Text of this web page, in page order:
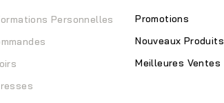
Personnelles
Promotions
Nouveaux Produits
Meilleures Ventes